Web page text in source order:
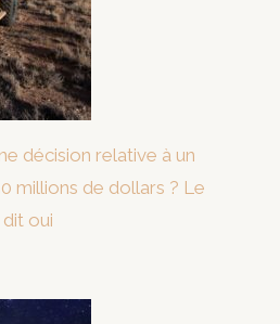
décision relative à un
millions de dollars ? Le
oui